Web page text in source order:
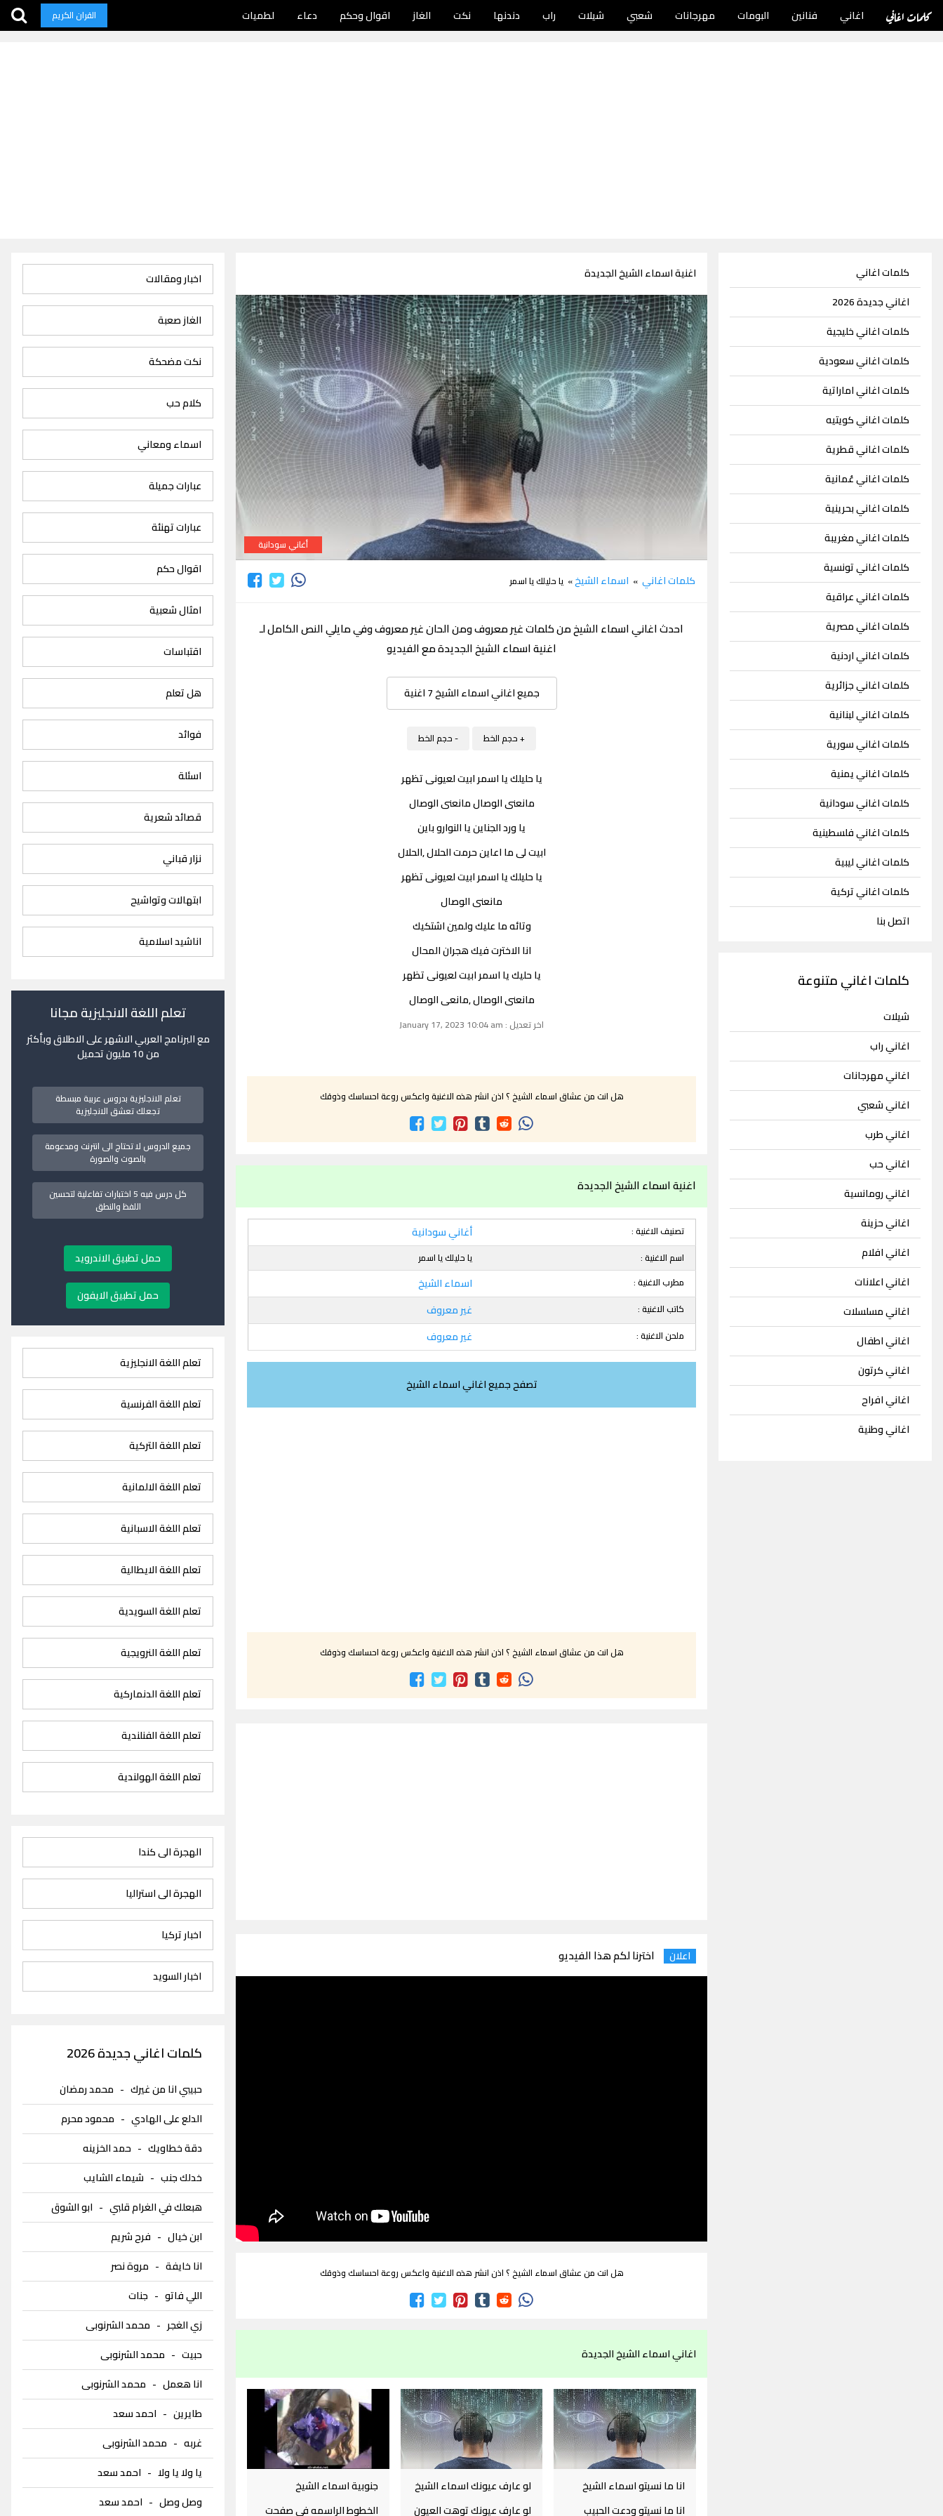
كلمات اغاني اغاني فنانين البومات مهرجانات شعبي شيلات راب دندنها نكت الغاز اقوال وحكم دعاء لطميات القران الكريم
كلمات اغاني
اغاني جديدة 2026
كلمات اغاني خليجية
كلمات اغاني سعودية
كلمات اغاني اماراتية
كلمات اغاني كويتيه
كلمات اغاني قطرية
كلمات اغاني عُمانية
كلمات اغاني بحرينية
كلمات اغاني مغريبة
كلمات اغاني تونسية
كلمات اغاني عراقية
كلمات اغاني مصرية
كلمات اغاني اردنية
كلمات اغاني جزائرية
كلمات اغاني لبنانية
كلمات اغاني سورية
كلمات اغاني يمنية
كلمات اغاني سودانية
كلمات اغاني فلسطينية
كلمات اغاني ليبية
كلمات اغاني تركية
اتصل بنا
كلمات اغاني متنوعة
شيلات
اغاني راب
اغاني مهرجانات
اغاني شعبي
اغاني طرب
اغاني حب
اغاني رومانسية
اغاني حزينة
اغاني افلام
اغاني اعلانات
اغاني مسلسلات
اغاني اطفال
اغاني كرتون
اغاني افراح
اغاني وطنية
اغنية اسماء الشيخ الجديدة
أغاني سودانية
كلمات اغاني » اسماء الشيخ» يا حليلك يا اسمر
احدث اغاني اسماء الشيخ من كلمات غير معروف ومن الحان غير معروف وفي مايلي النص الكامل لـ
اغنية اسماء الشيخ الجديدة مع الفيديو
جميع اغاني اسماء الشيخ 7 اغنية
+ حجم الخط - حجم الخط
يا حليلك يا اسمر ابيت لعيونى تظهر
مانعنى الوصال مانعنى الوصال
يا ورد الجناين يا النوارو باين
ابيت لى ما اعاين حرمت الحلال ,الحلال
يا حليلك يا اسمر ابيت لعيونى تظهر
مانعنى الوصال
وتائه ما عليك ولمين اشتكيك
انا الاخترت فيك هجران المحال
يا حليك يا اسمر ابيت لعيونى تظهر
مانعنى الوصال ,مانعى الوصال
اخر تعديل : January 17, 2023 10:04 am
هل انت من عشاق اسماء الشيخ ؟ اذن انشر هذه الاغنية واعكس روعة احساسك وذوقك
اغنية اسماء الشيخ الجديدة
تصنيف الاغنية : أغاني سودانية
اسم الاغنية :
يا حليلك يا اسمر
مطرب الاغنية :
اسماء الشيخ
كاتب الاغنية : غير معروف
ملحن الاغنية : غير معروف
تصفح جميع اغاني اسماء الشيخ
هل انت من عشاق اسماء الشيخ ؟ اذن انشر هذه الاغنية واعكس روعة احساسك وذوقك
اعلان اخترنا لكم هذا الفيديو
هل انت من عشاق اسماء الشيخ ؟ اذن انشر هذه الاغنية واعكس روعة احساسك وذوقك
اغاني اسماء الشيخ الجديدة
انا ما نسيتو اسماء الشيخ
انا ما نسيتو ودعت الحبيب
لو عارف عيونك اسماء الشيخ
لو عارف عيونك توهت العيون
جنوبية اسماء الشيخ
الخطوط الراسمه في صفحت
اخبار ومقالات
الغاز صعبة
نكت مضحكة
كلام حب
اسماء ومعاني
عبارات جميلة
عبارات تهنئة
اقوال حكم
امثال شعبية
اقتباسات
هل تعلم
فوائد
اسئلة
قصائد شعرية
نزار قباني
ابتهالات وتواشيح
اناشيد اسلامية
تعلم اللغة الانجليزية مجانا
مع البرنامج العربي الاشهر على الاطلاق وبأكثر
من 10 مليون تحميل
تعلم الانجليزية بدروس عربية مبسطة
تجعلك تعشق الانجليزية
جميع الدروس لا تحتاج الى انترنت ومدعومة
بالصوت والصورة
كل درس فيه 5 اختبارات تفاعلية لتحسين
اللفظ والنطق
حمل تطبيق الاندرويد
حمل تطبيق الايفون
تعلم اللغة الانجليزية
تعلم اللغة الفرنسية
تعلم اللغة التركية
تعلم اللغة الالمانية
تعلم اللغة الاسبانية
تعلم اللغة الايطالية
تعلم اللغة السويدية
تعلم اللغة النرويجية
تعلم اللغة الدنماركية
تعلم اللغة الفنلندية
تعلم اللغة الهولندية
الهجرة الى كندا
الهجرة الى استراليا
اخبار تركيا
اخبار السويد
كلمات اغاني جديدة 2026
حبيبي انا من غيرك- محمد رمضان
الدلع على الهادي- محمود محرم
دقة خطاويك- حمد الخزينه
خدلك جنب- شيماء الشايب
هبعلك في الغرام قلبي- ابو الشوق
ابن خيال- فرح شريم
انا خايفة- مروة نصر
اللي فاتو- جنات
زي الغجر - محمد الشرنوبى
حبيت- محمد الشرنوبى
انا هعمل- محمد الشرنوبى
طايرين- احمد سعد
غربه- محمد الشرنوبى
يا ولا يا ولا- احمد سعد
وصل وصل- احمد سعد